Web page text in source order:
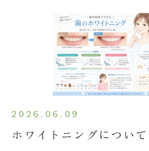
2026.06.09
ホワイトニングについて